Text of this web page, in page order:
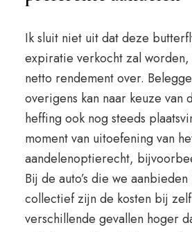
Ik sluit niet uit dat deze
expiratie verkocht zal
netto rendement over.
overigens kan naar keuze van
heffing ook nog steeds
moment van uitoefening van
aandelenoptierecht,
Bij de auto’s die we
collectief zijn de kosten bij
verschillende gevallen hoger